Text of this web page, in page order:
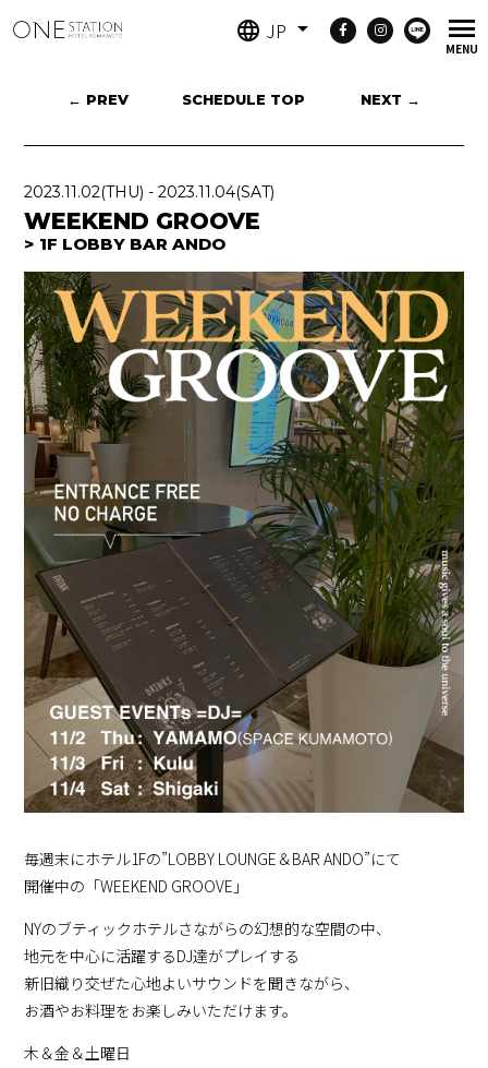
JP
← PREV SCHEDULE TOP NEXT →
2023.11.02(THU) -2023.11.04(SAT)
WEEKEND GROOVE
1F LOBBY BAR ANDO
毎週末にホテル1Fの”LOBBY LOUNGE＆BAR ANDO”にて
開催中の「WEEKEND GROOVE」
NYのブティックホテルさながらの幻想的な空間の中、
地元を中心に活躍するDJ達がプレイする
新旧織り交ぜた心地よいサウンドを聞きながら、
お酒やお料理をお楽しみいただけます。
木＆金＆土曜日